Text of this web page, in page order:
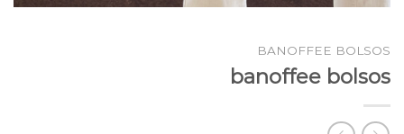
BANOFFEE BOLSOS
banoffee bolsos